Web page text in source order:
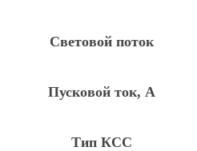
Световой поток
Пусковой ток, А
Тип КСС